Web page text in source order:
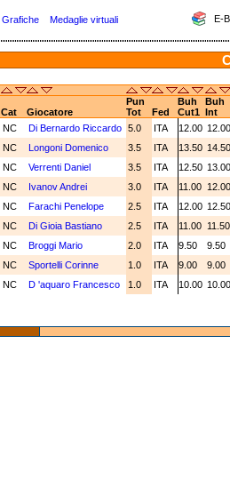
Grafiche Medaglie virtuali E-
Pun Buh
Buh
Cat Giocatore Tot Fed Cut1 Int
NC Di Bernardo Riccardo 5.0 ITA 12.00
NC Longoni Domenico 3.5 ITA 13.50
NC Verrenti Daniel 3.5 ITA 12.50
NC Ivanov Andrei 3.0 ITA 11.00
NC Farachi Penelope 2.5 ITA 12.00
NC Di Gioia Bastiano 2.5 ITA 11.00
NC Broggi Mario 2.0 ITA 9.50
9.50
NC Sportelli Corinne 1.0 ITA 9.00
9.00
NC D 'aquaro Francesco 1.0 ITA 10.00